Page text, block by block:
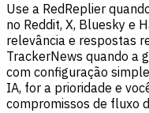
Use a RedReplier
no Reddit, X, Bluesky e
relevância e respostas
TrackerNews quando a
com configuração
IA, for a prioridade e
compromissos de fluxo